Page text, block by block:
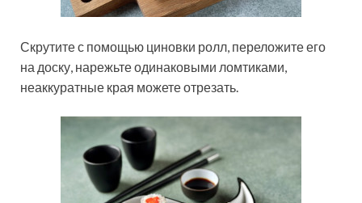
Скрутите с помощью циновки ролл, переложите его
на доску, нарежьте одинаковыми ломтиками,
неаккуратные края можете отрезать.